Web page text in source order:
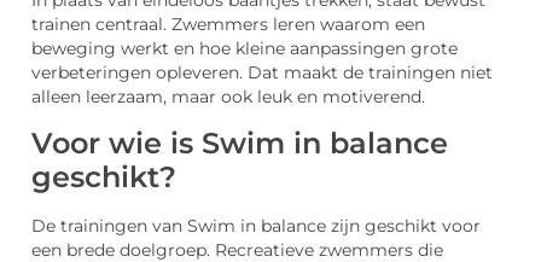
trainen centraal. Zwemmers leren waarom een
beweging werkt en hoe kleine aanpassingen grote
verbeteringen opleveren. Dat maakt de trainingen niet
alleen leerzaam, maar ook leuk en motiverend.
Voor wie is Swim in balance
geschikt?
De trainingen van Swim in balance zijn geschikt voor
een brede doelgroep. Recreatieve zwemmers die